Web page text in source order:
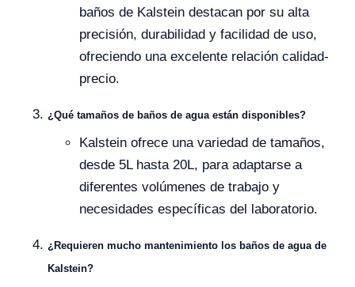
baños de Kalstein destacan por su alta
precisión, durabilidad y facilidad de uso,
ofreciendo una excelente relación calidad-
precio.
¿Qué tamaños de baños de agua están disponibles?
Kalstein ofrece una variedad de tamaños,
desde 5L hasta 20L, para adaptarse a
diferentes volúmenes de trabajo y
necesidades específicas del laboratorio.
¿Requieren mucho mantenimiento los baños de agua de
Kalstein?